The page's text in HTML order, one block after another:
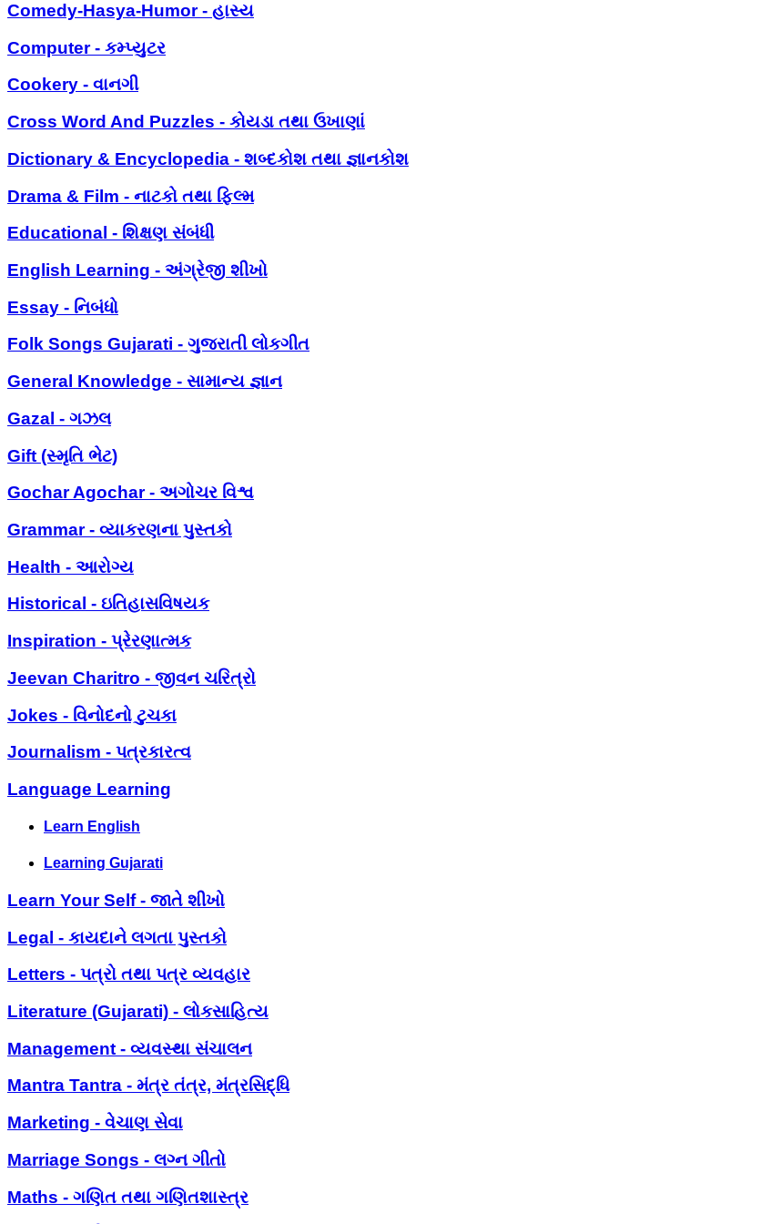
Comedy-Hasya-Humor - હાસ્ય
Computer - કમ્પ્યુટર
Cookery - વાનગી
Cross Word And Puzzles - કોયડા તથા ઉખાણાં
Dictionary & Encyclopedia - શબ્દકોશ તથા જ્ઞાનકોશ
Drama & Film - નાટકો તથા ફિલ્મ
Educational - શિક્ષણ સંબંધી
English Learning - અંગ્રેજી શીખો
Essay - નિબંધો
Folk Songs Gujarati - ગુજરાતી લોકગીત
General Knowledge - સામાન્ય જ્ઞાન
Gazal - ગઝલ
Gift (સ્મૃતિ ભેટ)
Gochar Agochar - અગોચર વિશ્વ
Grammar - વ્યાકરણના પુસ્તકો
Health - આરોગ્ય
Historical - ઇતિહાસવિષયક
Inspiration - પ્રેરણાત્મક
Jeevan Charitro - જીવન ચરિત્રો
Jokes - વિનોદનો ટુચકા
Journalism - પત્રકારત્વ
Language Learning
Learn English
Learning Gujarati
Learn Your Self - જાતે શીખો
Legal - કાયદાને લગતા પુસ્તકો
Letters - પત્રો તથા પત્ર વ્યવહાર
Literature (Gujarati) - લોકસાહિત્ય
Management - વ્યવસ્થા સંચાલન
Mantra Tantra - મંત્ર તંત્ર, મંત્રસિદ્ધિ
Marketing - વેચાણ સેવા
Marriage Songs - લગ્ન ગીતો
Maths - ગણિત તથા ગણિતશાસ્ત્ર